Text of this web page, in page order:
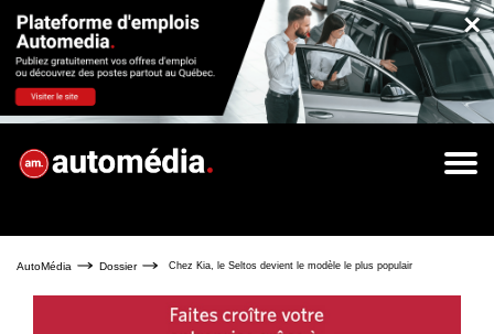
×
AutoMédia Dossier Chez Kia, le Seltos devient le modèle le plus populaire du